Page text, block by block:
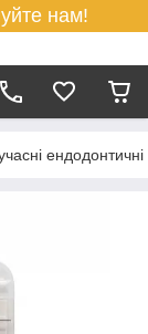
нам!
ендодонтичні